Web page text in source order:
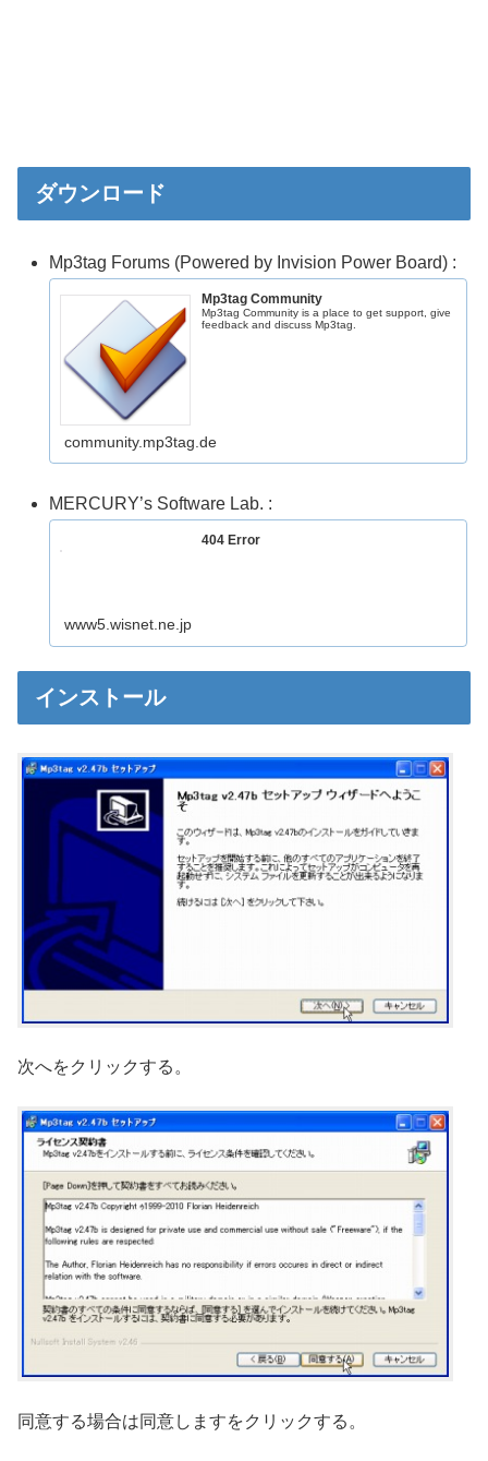
ダウンロード
Mp3tag Forums (Powered by Invision Power Board) :
Mp3tag Community
Mp3tag Community is a place to get support, give
feedback and discuss Mp3tag.
community.mp3tag.de
MERCURY’s Software Lab. :
404 Error
www5.wisnet.ne.jp
インストール
次へをクリックする。
同意する場合は同意しますをクリックする。